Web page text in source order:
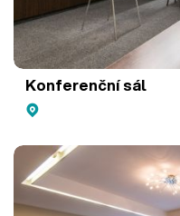
Konferenční sál